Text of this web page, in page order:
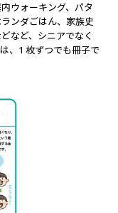
ウォーキング、パタ
ンダごはん、家族史
など、シニアでなく
、1 枚ずつでも冊子で